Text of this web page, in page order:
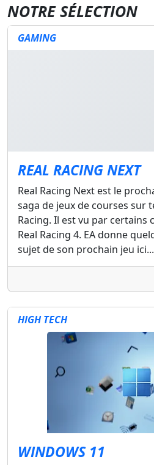
NOTRE SÉLECTION
GAMING
REAL RACING NEXT
Real Racing Next est le
saga de jeux de courses sur
Racing. Il est vu par certains
Real Racing 4. EA donne
sujet de son prochain jeu ici...
HIGH TECH
WINDOWS 11